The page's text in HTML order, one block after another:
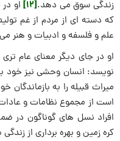
زندگی سوق می دهد.[12]
او
که دسته ای از مردم از غم
علم و فلسفه و ادبیات و هنر
او در جای دیگر معنای عام
نویسد: انسان وحشی نیز خود
میراث قبیله را به
است از مجموع نظامات و
افراد نسل های گوناگون
کره زمین و بهره برداری از